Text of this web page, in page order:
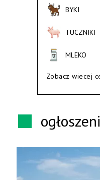
BYKI
TUCZNIKI
MLEKO
Zobacz wiecej